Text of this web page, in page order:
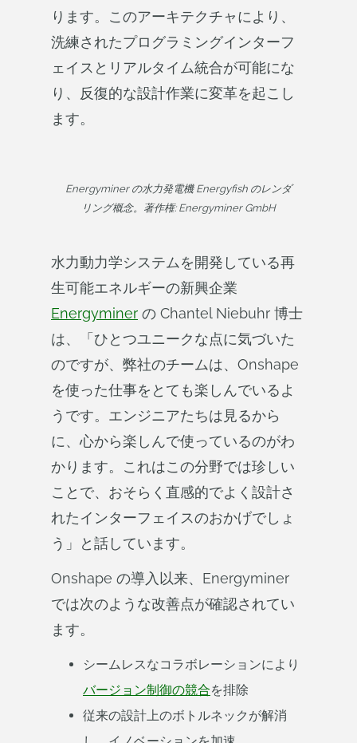
ります。このアーキテクチャにより、
洗練されたプログラミングインターフ
ェイスとリアルタイム統合が可能にな
り、反復的な設計作業に変革を起こし
ます。
Energyminer の水力発電機 Energyfish のレンダ
リング概念。著作権: Energyminer GmbH
水力動力学システムを開発している再
生可能エネルギーの新興企業
Energyminer の Chantel Niebuhr 博士
は、「ひとつユニークな点に気づいた
のですが、弊社のチームは、Onshape
を使った仕事をとても楽しんでいるよ
うです。エンジニアたちは見るから
に、心から楽しんで使っているのがわ
かります。これはこの分野では珍しい
ことで、おそらく直感的でよく設計さ
れたインターフェイスのおかげでしょ
う」と話しています。
Onshape の導入以来、Energyminer
では次のような改善点が確認されてい
ます。
シームレスなコラボレーションにより
バージョン制御の競合を排除
従来の設計上のボトルネックが解消